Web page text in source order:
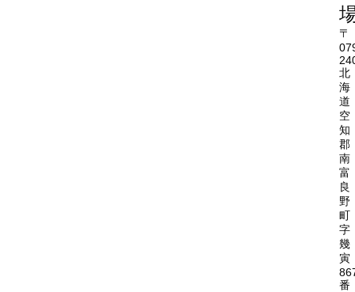
〒
北
海
道
空
知
郡
南
富
良
野
町
字
幾
寅
番